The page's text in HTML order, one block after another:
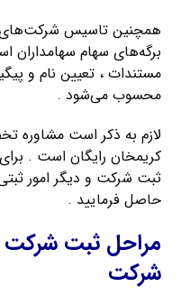
همچنین تاسیس شرکت‌های
برگه‌های سهام سهامداران
مستندات ، تعیین نام و
محسوب می‌شود .
لازم به ذکر است
کریمخان رایگان است .
ثبت شرکت و دیگر امور
حاصل فرمایید .
مراحل ثبت شرکت
شرکت